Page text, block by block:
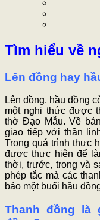
Tìm hiểu về
Lên đồng hay
Lên đồng, hầu đồng
một nghi thức được
thờ Đạo Mẫu. Về
giao tiếp với thần
Trong quá trình thực
được thực hiện để
thời, trước, trong và
phép tắc mà các
bảo một buổi hầu
Thanh đồng là